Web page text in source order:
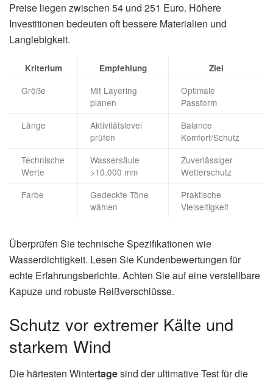
Preise liegen zwischen 54 und 251 Euro. Höhere
Investitionen bedeuten oft bessere Materialien und
Langlebigkeit.
Kriterium Empfehlung Ziel
Größe
Mit Layering
planen
Optimale
Passform
Länge
Aktivitätslevel
prüfen
Balance
Komfort/Schutz
Technische
Werte
Wassersäule
>10.000 mm
Zuverlässiger
Wetterschutz
Farbe
Gedeckte Töne
wählen
Praktische
Vielseitigkeit
Überprüfen Sie technische Spezifikationen wie
Wasserdichtigkeit. Lesen Sie Kundenbewertungen für
echte Erfahrungsberichte. Achten Sie auf eine verstellbare
Kapuze und robuste Reißverschlüsse.
Schutz vor extremer Kälte und
starkem Wind
Die härtesten Wintertagesind der ultimative Test für die